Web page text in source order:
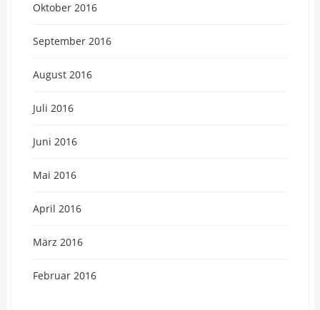
Oktober 2016
September 2016
August 2016
Juli 2016
Juni 2016
Mai 2016
April 2016
März 2016
Februar 2016